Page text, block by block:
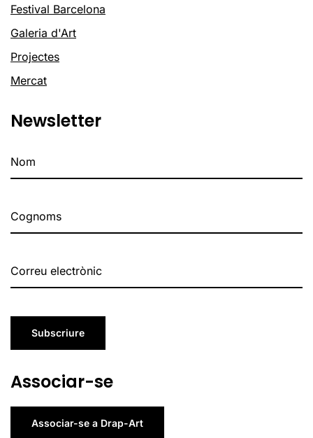
Festival Barcelona
Galeria d'Art
Projectes
Mercat
Newsletter
Subscriure
Associar-se
Associar-se a Drap-Art